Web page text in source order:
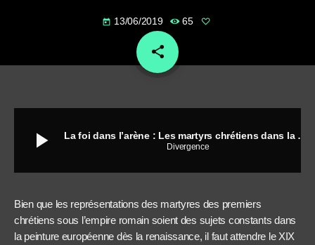
today 13/06/2019 65
share
email
play_arrow La foi dans l’arène : Les martyrs chrétiens dans la peinture du XIX e siècle
Divergence
Bien que les représentations des martyres des premiers
chrétiens sous l’empire romain soient des sujets constants dans
la peinture européenne dès la renaissance, il faut attendre le XIX